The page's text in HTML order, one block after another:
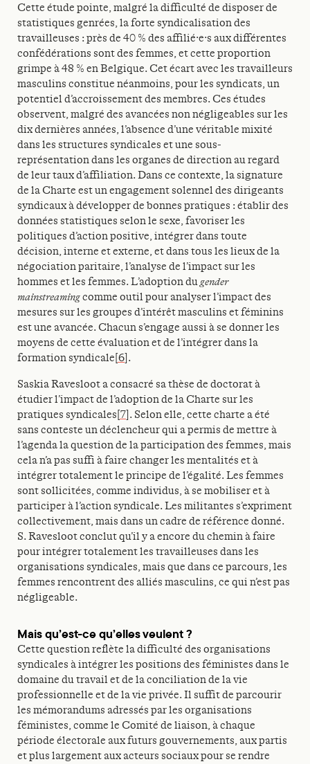
Cette étude pointe, malgré la difficulté de disposer de
statistiques genrées, la forte syndicalisation des
travailleuses : près de 40 % des affilié·e·s aux différentes
confédérations sont des femmes, et cette proportion
grimpe à 48 % en Belgique. Cet écart avec les travailleurs
masculins constitue néanmoins, pour les syndicats, un
potentiel d’accroissement des membres. Ces études
observent, malgré des avancées non négligeables sur les
dix dernières années, l’absence d’une véritable mixité
dans les structures syndicales et une sous-
représentation dans les organes de direction au regard
de leur taux d’affiliation. Dans ce contexte, la signature
de la Charte est un engagement solennel des dirigeants
syndicaux à développer de bonnes pratiques : établir des
données statistiques selon le sexe, favoriser les
politiques d’action positive, intégrer dans toute
décision, interne et externe, et dans tous les lieux de la
négociation paritaire, l’analyse de l’impact sur les
hommes et les femmes. L’adoption dugender
mainstreamingcomme outil pour analyser l’impact des
mesures sur les groupes d’intérêt masculins et féminins
est une avancée. Chacun s’engage aussi à se donner les
moyens de cette évaluation et de l’intégrer dans la
formation syndicale [6] .
Saskia Ravesloot a consacré sa thèse de doctorat à
étudier l’impact de l’adoption de la Charte sur les
pratiques syndicales [7] . Selon elle, cette charte a été
sans conteste un déclencheur qui a permis de mettre à
l’agenda la question de la participation des femmes, mais
cela n’a pas suffi à faire changer les mentalités et à
intégrer totalement le principe de l’égalité. Les femmes
sont sollicitées, comme individus, à se mobiliser et à
participer à l’action syndicale. Les militantes s’expriment
collectivement, mais dans un cadre de référence donné.
S. Ravesloot conclut qu’il y a encore du chemin à faire
pour intégrer totalement les travailleuses dans les
organisations syndicales, mais que dans ce parcours, les
femmes rencontrent des alliés masculins, ce qui n’est pas
négligeable.
Mais qu’est-ce qu’elles veulent ?
Cette question reflète la difficulté des organisations
syndicales à intégrer les positions des féministes dans le
domaine du travail et de la conciliation de la vie
professionnelle et de la vie privée. Il suffit de parcourir
les mémorandums adressés par les organisations
féministes, comme le Comité de liaison, à chaque
période électorale aux futurs gouvernements, aux partis
et plus largement aux acteurs sociaux pour se rendre